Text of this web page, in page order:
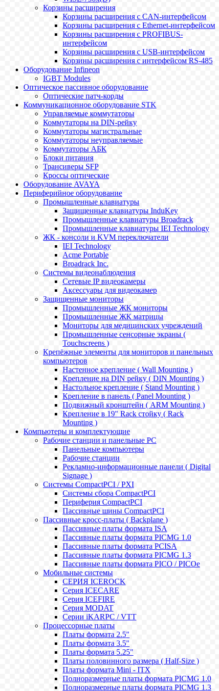
Корзины расширения
Корзины расширения с CAN-интерфейсом
Корзины расширения с Ethernet-интерфейсом
Корзины расширения с PROFIBUS-
интерфейсом
Корзины расширения с USB-интерфейсом
Корзины расширения с интерфейсом RS-485
Оборудование Infineon
IGBT Modules
Оптическое пассивное оборудование
Оптические патч-корды
Коммуникационное оборудование STK
Управляемые коммутаторы
Коммутаторы на DIN-рейку
Коммутаторы магистральные
Коммутаторы неуправляемые
Коммутаторы АБК
Блоки питания
Трансиверы SFP
Кроссы оптические
Оборудование AVAYA
Периферийное оборудование
Промышленные клавиатуры
Защищенные клавиатуры InduKey
Промышленные клавиатуры Broadrack
Промышленные клавиатуры IEI Technology
ЖК - консоли и KVM переключатели
IEI Technology
Acme Portable
Broadrack Inc.
Системы видеонаблюдения
Сетевые IP видеокамеры
Аксессуары для видеокамер
Защищенные мониторы
Промышленные ЖК мониторы
Промышленные ЖК матрицы
Мониторы для медицинских учреждений
Промышленные сенсорные экраны (
Touchscreens )
Крепёжные элементы для мониторов и панельных
компьютеров
Настенное крепление ( Wall Mounting )
Крепление на DIN рейку ( DIN Mounting )
Настольное крепление ( Stand Mounting )
Крепление в панель ( Panel Mounting )
Подвижный кронштейн ( ARM Mounting )
Крепление в 19" Rack стойку ( Rack
Mounting )
Компьютеры и комплектующие
Рабочие станции и панельные РС
Панельные компьютеры
Рабочие станции
Рекламно-информационные панели ( Digital
Signage )
Системы CompactPCI / PXI
Системы сбора CompactPCI
Периферия CompactPCI
Пассивные шины CompactPCI
Пассивные кросс-платы ( Backplane )
Пассивные платы формата ISA
Пассивные платы формата PICMG 1.0
Пассивные платы формата PCISA
Пассивные платы формата PICMG 1.3
Пассивные платы формата PICO / PICOe
Мобильные системы
СЕРИЯ ICEROCK
Серия ICECARE
Серия ICEFIRE
Серия MODAT
Серии iKARPC / VTT
Процессорные платы
Платы формата 2.5"
Платы формата 3.5"
Платы формата 5.25"
Платы половинного размера ( Half-Size )
Платы формата Mini - ITX
Полноразмерные платы формата PICMG 1.0
Полноразмерные платы формата PICMG 1.3